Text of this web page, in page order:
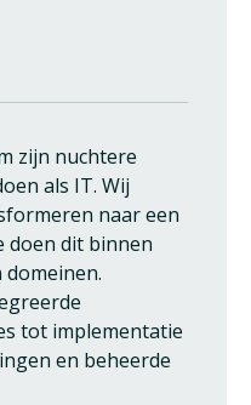
zijn nuchtere
als IT. Wij
naar een
doen dit binnen
tot implementatie
en beheerde